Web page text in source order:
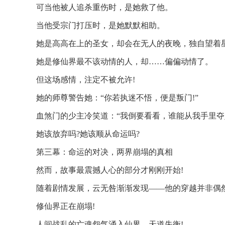
可当他被人追杀重伤时，是她救了他。
当他受宗门打压时，是她默默相助。
她是高高在上的圣女，却会在无人的夜晚，独自望着
她是修仙界最不该动情的人，却……偏偏动情了。
但这场感情，注定不被允许!
她的师尊警告她：“你若执迷不悟，便是叛门!”
血煞门的少主冷笑道：“我倒要看看，谁能从我手里
她该放弃吗?她该顺从命运吗?
第三幕：命运的对决，两界崩塌的真相
然而，故事最震撼人心的部分才刚刚开始!
随着剧情发展，云无咎渐渐发现——他的穿越并非偶
修仙界正在崩塌!